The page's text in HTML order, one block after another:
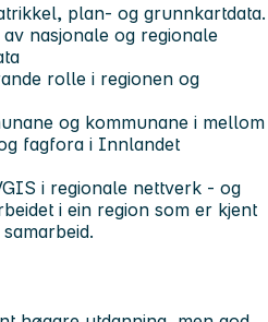
plan- og grunnkartdata.
nasjonale og regionale
rolle i regionen og
og kommunane i mellom
fagfora i Innlandet
i regionale nettverk - og
i ein region som er kjent